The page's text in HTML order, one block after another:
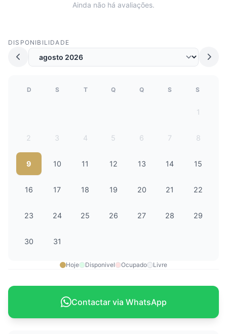
Ainda não há avaliações.
DISPONIBILIDADE
D S T Q Q S S
1
2 3 4 5 6 7 8
9 10 11 12 13 14 15
16 17 18 19 20 21 22
23 24 25 26 27 28 29
30 31
Hoje Disponivel Ocupado Livre
Contactar via WhatsApp